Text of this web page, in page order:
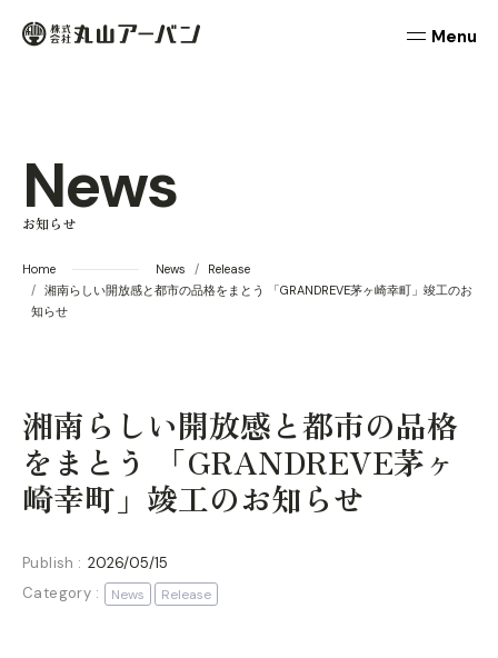
メニ
丸山アーバン
お知らせ
News
Home News
Release
湘南らしい開放感と都市の品格をまとう 「GRANDREVE茅ヶ崎幸町」竣工のお
知らせ
湘南らしい開放感と都市の品格
をまとう 「GRANDREVE茅ヶ
崎幸町」竣工のお知らせ
Publish : 2026/05/15
Category :
News Release